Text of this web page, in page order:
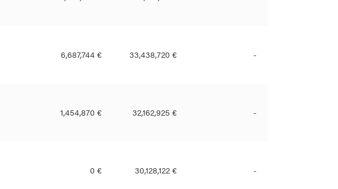
6,687,744 € 33,438,720 € -
1,454,870 € 32,162,925 € -
0 € 30,128,122 € -